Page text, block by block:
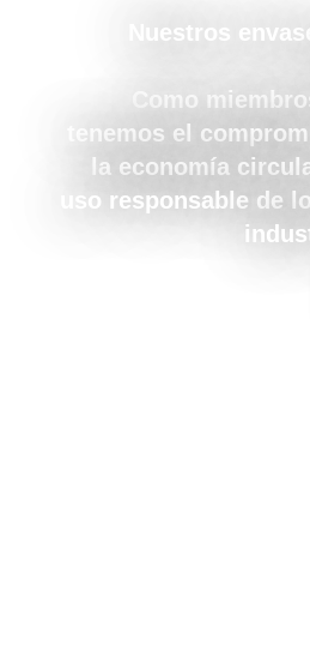
Nuestros
Como
tenemos el
la economía
uso responsable de